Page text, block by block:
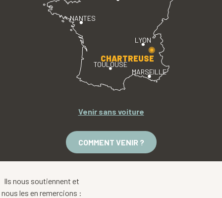
LYON
TOULOUSE
MARSEILLE
NANTES
CHARTREUSE
Venir sans voiture
COMMENT VENIR ?
Ils nous soutiennent et
nous les en remercions :